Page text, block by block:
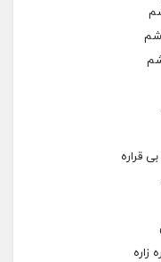
قراره
زاره